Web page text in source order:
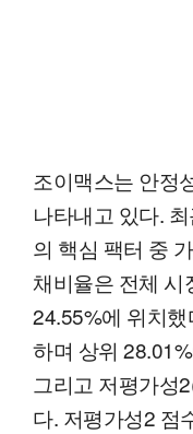
조이맥스는 안정
나타내고 있다.
의 핵심 팩터 중
채비율은 전체 시
24.55%에 위치
하며 상위
그리고 저평가성
다. 저평가성2 점